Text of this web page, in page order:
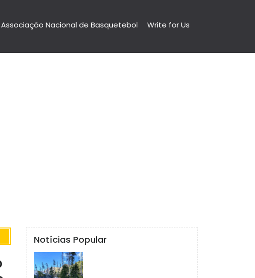
Associação Nacional de Basquetebol Write for Us
Notícias Popular